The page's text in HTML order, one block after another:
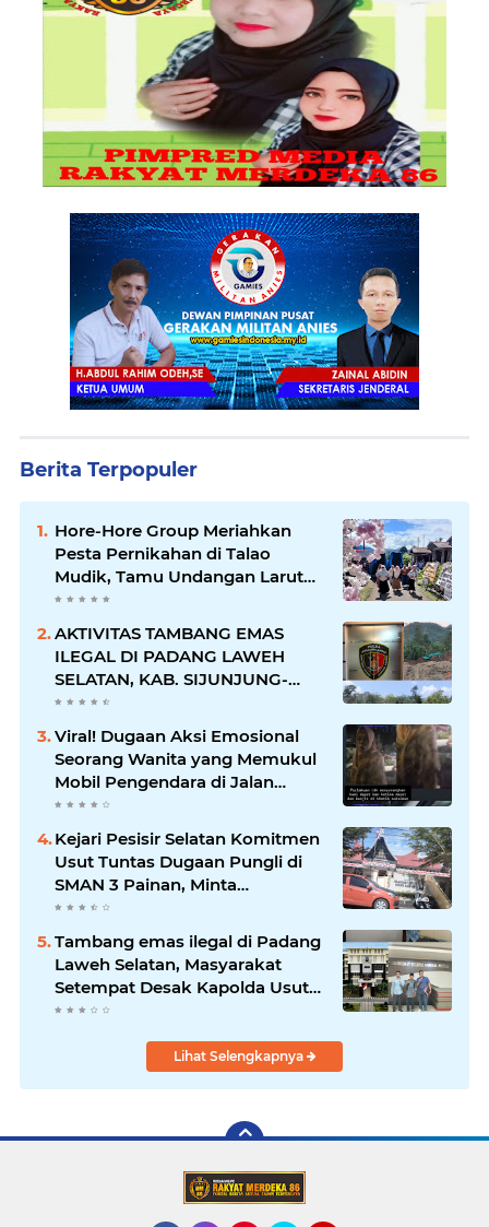
Berita Terpopuler
Hore-Hore Group Meriahkan
Pesta Pernikahan di Talao
Mudik, Tamu Undangan Larut
dalam Suasana Penuh
AKTIVITAS TAMBANG EMAS
ILEGAL DI PADANG LAWEH
SELATAN, KAB. SIJUNJUNG-
SUMBAR SEMAKIN
MERAJALELA
Viral! Dugaan Aksi Emosional
Seorang Wanita yang Memukul
Mobil Pengendara di Jalan
Khatib Sulaiman
Kejari Pesisir Selatan Komitmen
Usut Tuntas Dugaan Pungli di
SMAN 3 Painan, Minta
Inspektorat Sumbar Lakukan
Pemeriksaan
Tambang emas ilegal di Padang
Laweh Selatan, Masyarakat
Setempat Desak Kapolda Usut
Tuntas
Lihat Selengkapnya